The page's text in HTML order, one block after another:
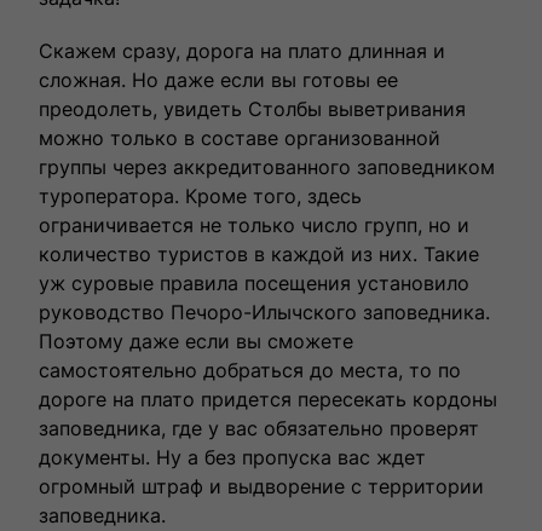
Скажем сразу, дорога на плато длинная и
сложная. Но даже если вы готовы ее
преодолеть, увидеть Столбы выветривания
можно только в составе организованной
группы через аккредитованного заповедником
туроператора. Кроме того, здесь
ограничивается не только число групп, но и
количество туристов в каждой из них. Такие
уж суровые правила посещения установило
руководство Печоро-Илычского заповедника.
Поэтому даже если вы сможете
самостоятельно добраться до места, то по
дороге на плато придется пересекать кордоны
заповедника, где у вас обязательно проверят
документы. Ну а без пропуска вас ждет
огромный штраф и выдворение с территории
заповедника.